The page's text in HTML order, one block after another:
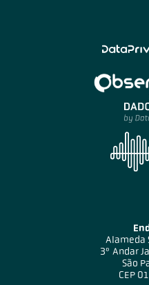
Alameda
3º Andar
São
CEP